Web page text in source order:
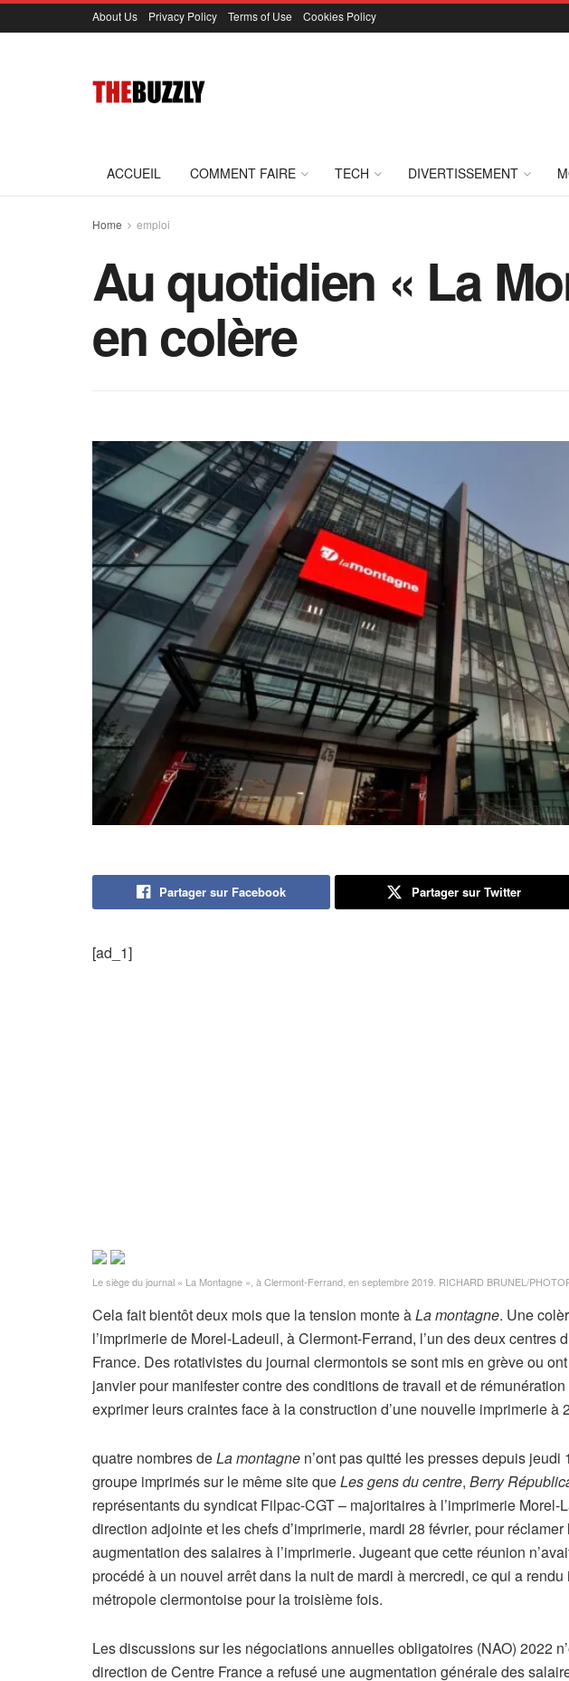
About Us Privacy Policy Terms of Use Cookies Policy
ACCUEIL COMMENT FAIRE TECH DIVERTISSEMENT
Home emploi
Au quotidien « La
en colère
Partager sur Facebook Partager sur Twitter
[ad_1]
Le siège du journal « La Montagne », à Clermont-Ferrand, en septembre 2019. RICHARD BRUNEL/
Cela fait bientôt deux mois que la tension monte àLa montagne. Une
l’imprimerie de Morel-Ladeuil, à Clermont-Ferrand, l’un des deux centres
France. Des rotativistes du journal clermontois se sont mis en grève ou
janvier pour manifester contre des conditions de travail et de
exprimer leurs craintes face à la construction d’une nouvelle imprimerie à
quatre nombres deLa montagne n’ont pas quitté les presses depuis
groupe imprimés sur le même site queLes gens du centre, Berry
représentants du syndicat Filpac-CGT – majoritaires à l’imprimerie
direction adjointe et les chefs d’imprimerie, mardi 28 février, pour
augmentation des salaires à l’imprimerie. Jugeant que cette réunion
procédé à un nouvel arrêt dans la nuit de mardi à mercredi, ce qui a
métropole clermontoise pour la troisième fois.
Les discussions sur les négociations annuelles obligatoires (NAO) 2022
direction de Centre France a refusé une augmentation générale des